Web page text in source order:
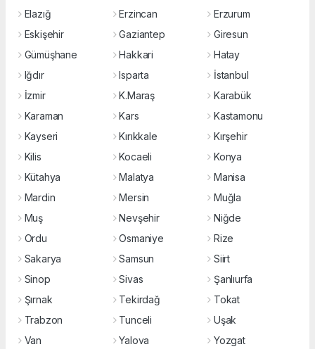
Elazığ
Erzincan
Erzurum
Eskişehir
Gaziantep
Giresun
Gümüşhane
Hakkari
Hatay
Iğdır
Isparta
İstanbul
İzmir
K.Maraş
Karabük
Karaman
Kars
Kastamonu
Kayseri
Kırıkkale
Kırşehir
Kilis
Kocaeli
Konya
Kütahya
Malatya
Manisa
Mardin
Mersin
Muğla
Muş
Nevşehir
Niğde
Ordu
Osmaniye
Rize
Sakarya
Samsun
Siirt
Sinop
Sivas
Şanlıurfa
Şırnak
Tekirdağ
Tokat
Trabzon
Tunceli
Uşak
Van
Yalova
Yozgat